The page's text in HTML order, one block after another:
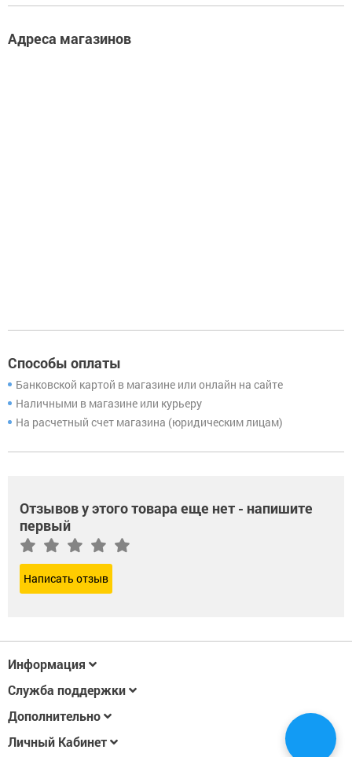
Адреса магазинов
Способы оплаты
Банковской картой в магазине или онлайн на сайте
Наличными в магазине или курьеру
На расчетный счет магазина (юридическим лицам)
Отзывов у этого товара еще нет - напишите
первый
Написать отзыв
Информация
Служба поддержки
Дополнительно
Личный Кабинет